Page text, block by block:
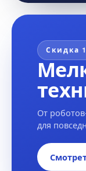
Скидка
От
для